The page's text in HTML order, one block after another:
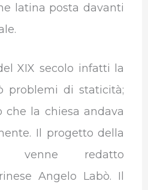
latina posta davanti
XIX secolo infatti la
problemi di staticità;
che la chiesa andava
Il progetto della
venne redatto
Angelo Labò. Il